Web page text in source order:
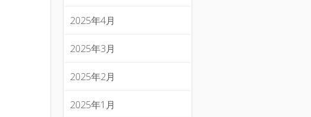
2025年4月
2025年3月
2025年2月
2025年1月